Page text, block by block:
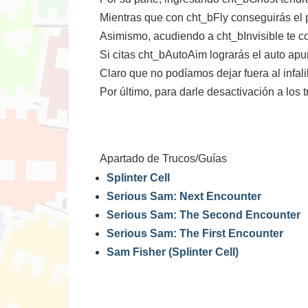
Mientras que con cht_bFly conseguirás el
Asimismo, acudiendo a cht_bInvisible te
Si citas cht_bAutoAim lograrás el auto
Claro que no podíamos dejar fuera al
Por último, para darle desactivación a los
Apartado de Trucos/Guías
Splinter Cell
Serious Sam: Next Encounter
Serious Sam: The Second Encounter
Serious Sam: The First Encounter
Sam Fisher (Splinter Cell)